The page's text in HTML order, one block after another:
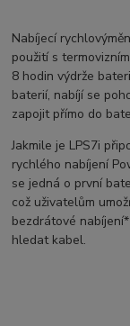
Nabíjecí
použití s
8 hodin výdrže
baterií, nabíjí se
zapojit přímo do
Jakmile je LPS7i
rychlého nabíjení
se jedná o první
což uživatelům
bezdrátové
hledat kabel.